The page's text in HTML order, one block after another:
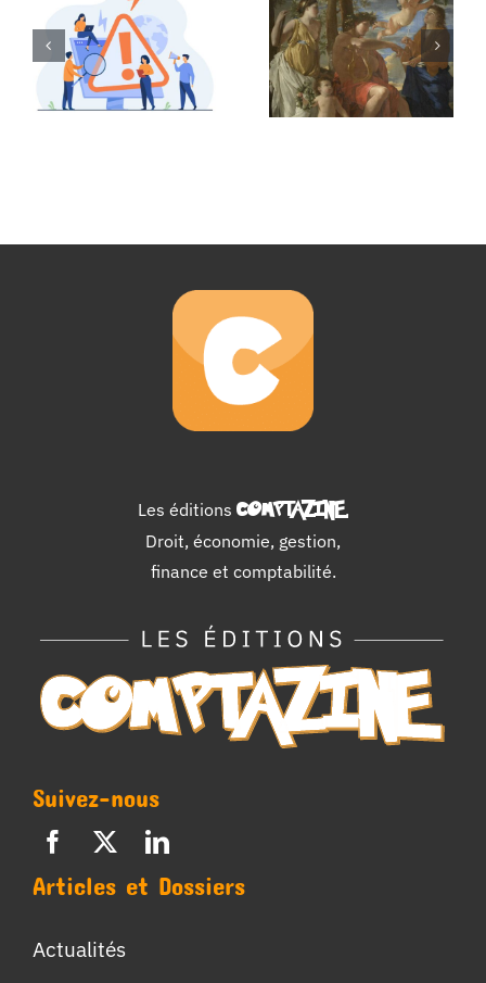
(Document
Unique
d’Évaluation
des Risques
Professionnels)
Le 25e
Printemps
Les éditions COMPTAZINE.
Droit, économie, gestion,
finance et comptabilité.
Suivez-nous
Articles et Dossiers
Actualités